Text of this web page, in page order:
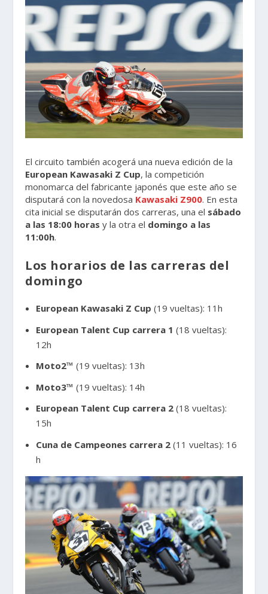
El circuito también acogerá una nueva edición de la
European Kawasaki Z Cup, la competición
monomarca del fabricante japonés que este año se
disputará con la novedosa Kawasaki Z900. En esta
cita inicial se disputarán dos carreras, una el sábado
a las 18:00 horas y la otra el domingo a las
11:00h.
Los horarios de las carreras del
domingo
European Kawasaki Z Cup (19 vueltas): 11h
European Talent Cup carrera 1 (18 vueltas):
12h
Moto2™ (19 vueltas): 13h
Moto3™ (19 vueltas): 14h
European Talent Cup carrera 2(18 vueltas):
15h
Cuna de Campeones carrera 2(11 vueltas): 16
h